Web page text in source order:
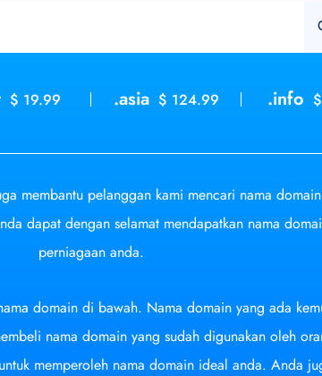
$ 19.99 .asia $ 124.99 .info
membantu pelanggan kami mencari nama
dapat dengan selamat mendapatkan nama
perniagaan anda.
domain di bawah. Nama domain yang ada
nama domain yang sudah digunakan oleh
memperoleh nama domain ideal anda. Anda